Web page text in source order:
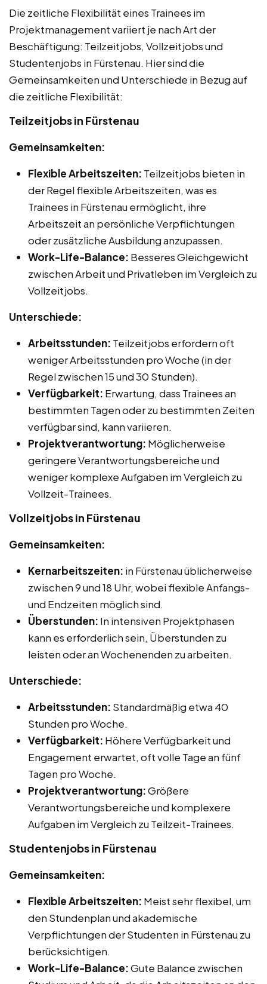
Die zeitliche Flexibilität eines Trainees im
Projektmanagement variiert je nach Art der
Beschäftigung: Teilzeitjobs, Vollzeitjobs und
Studentenjobs in Fürstenau. Hier sind die
Gemeinsamkeiten und Unterschiede in Bezug auf
die zeitliche Flexibilität:
Teilzeitjobs in Fürstenau
Gemeinsamkeiten:
Flexible Arbeitszeiten: Teilzeitjobs bieten in
der Regel flexible Arbeitszeiten, was es
Trainees in Fürstenau ermöglicht, ihre
Arbeitszeit an persönliche Verpflichtungen
oder zusätzliche Ausbildung anzupassen.
Work-Life-Balance: Besseres Gleichgewicht
zwischen Arbeit und Privatleben im Vergleich zu
Vollzeitjobs.
Unterschiede:
Arbeitsstunden: Teilzeitjobs erfordern oft
weniger Arbeitsstunden pro Woche (in der
Regel zwischen 15 und 30 Stunden).
Verfügbarkeit: Erwartung, dass Trainees an
bestimmten Tagen oder zu bestimmten Zeiten
verfügbar sind, kann variieren.
Projektverantwortung: Möglicherweise
geringere Verantwortungsbereiche und
weniger komplexe Aufgaben im Vergleich zu
Vollzeit-Trainees.
Vollzeitjobs in Fürstenau
Gemeinsamkeiten:
Kernarbeitszeiten: in Fürstenau üblicherweise
zwischen 9 und 18 Uhr, wobei flexible Anfangs-
und Endzeiten möglich sind.
Überstunden: In intensiven Projektphasen
kann es erforderlich sein, Überstunden zu
leisten oder an Wochenenden zu arbeiten.
Unterschiede:
Arbeitsstunden: Standardmäßig etwa 40
Stunden pro Woche.
Verfügbarkeit: Höhere Verfügbarkeit und
Engagement erwartet, oft volle Tage an fünf
Tagen pro Woche.
Projektverantwortung:Größere
Verantwortungsbereiche und komplexere
Aufgaben im Vergleich zu Teilzeit-Trainees.
Studentenjobs in Fürstenau
Gemeinsamkeiten:
Flexible Arbeitszeiten: Meist sehr flexibel, um
den Stundenplan und akademische
Verpflichtungen der Studenten in Fürstenau zu
berücksichtigen.
Work-Life-Balance:Gute Balance zwischen